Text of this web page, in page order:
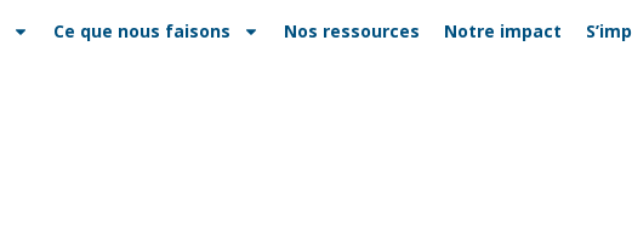
Ce que nous faisons Nos ressources Notre impact